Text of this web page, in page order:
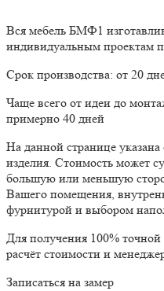
Вся мебель БМФ1
индивидуальным проектам
Срок производства: от 20
Чаще всего от идеи до
примерно 40 дней
На данной странице
изделия. Стоимость может
большую или меньшую
Вашего помещения,
фурнитурой и выбором
Для получения 100% точной
расчёт стоимости и
Записаться на замер